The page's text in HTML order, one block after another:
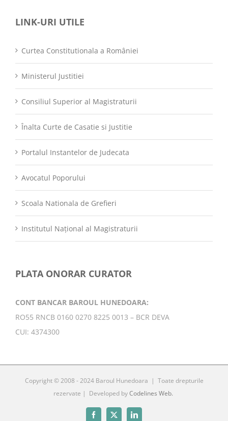
LINK-URI UTILE
Curtea Constitutionala a României
Ministerul Justitiei
Consiliul Superior al Magistraturii
Înalta Curte de Casatie si Justitie
Portalul Instantelor de Judecata
Avocatul Poporului
Scoala Nationala de Grefieri
Institutul Național al Magistraturii
PLATA ONORAR CURATOR
CONT BANCAR BAROUL HUNEDOARA:
RO55 RNCB 0160 0270 8225 0013 – BCR DEVA
CUI: 4374300
Copyright © 2008 - 2024 Baroul Hunedoara | Toate drepturile
rezervate | Developed byCodelines Web.
Facebook
X LinkedIn